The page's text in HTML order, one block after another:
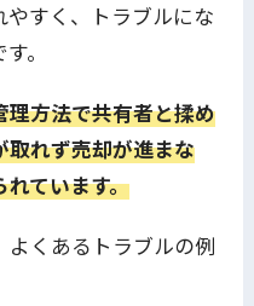
すく、トラブルにな
。
理方法で共有者と揉め
取れず売却が進まな
ています。
くあるトラブルの例